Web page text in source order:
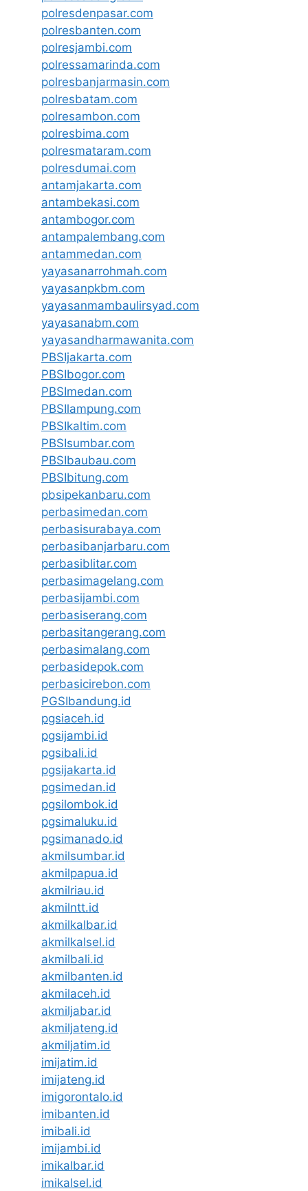
polresdenpasar.com
polresbanten.com
polresjambi.com
polressamarinda.com
polresbanjarmasin.com
polresbatam.com
polresambon.com
polresbima.com
polresmataram.com
polresdumai.com
antamjakarta.com
antambekasi.com
antambogor.com
antampalembang.com
antammedan.com
yayasanarrohmah.com
yayasanpkbm.com
yayasanmambaulirsyad.com
yayasanabm.com
yayasandharmawanita.com
PBSIjakarta.com
PBSIbogor.com
PBSImedan.com
PBSIlampung.com
PBSIkaltim.com
PBSIsumbar.com
PBSIbaubau.com
PBSIbitung.com
pbsipekanbaru.com
perbasimedan.com
perbasisurabaya.com
perbasibanjarbaru.com
perbasiblitar.com
perbasimagelang.com
perbasijambi.com
perbasiserang.com
perbasitangerang.com
perbasimalang.com
perbasidepok.com
perbasicirebon.com
PGSIbandung.id
pgsiaceh.id
pgsijambi.id
pgsibali.id
pgsijakarta.id
pgsimedan.id
pgsilombok.id
pgsimaluku.id
pgsimanado.id
akmilsumbar.id
akmilpapua.id
akmilriau.id
akmilntt.id
akmilkalbar.id
akmilkalsel.id
akmilbali.id
akmilbanten.id
akmilaceh.id
akmiljabar.id
akmiljateng.id
akmiljatim.id
imijatim.id
imijateng.id
imigorontalo.id
imibanten.id
imibali.id
imijambi.id
imikalbar.id
imikalsel.id